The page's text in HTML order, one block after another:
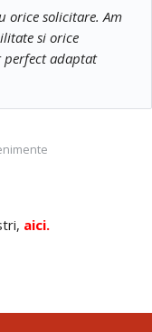
orice solicitare. Am
si orice
perfect adaptat
aici.